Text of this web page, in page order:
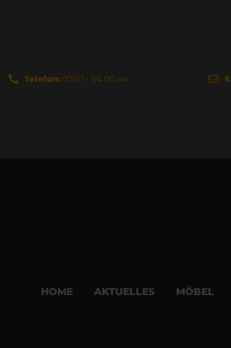
Telefon: 02151 - 54 00 44
HOME AKTUELLES MÖBEL